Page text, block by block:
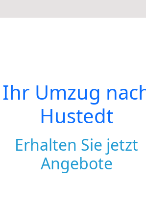
Ihr Umzug
Hustedt
Erhalten Sie jetzt
Angebote